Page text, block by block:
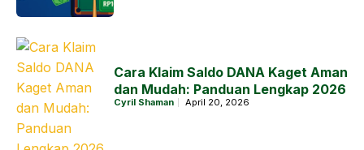
Cara Klaim Saldo DANA Kaget Aman
dan Mudah: Panduan Lengkap 2026
Cyril Shaman April 20, 2026